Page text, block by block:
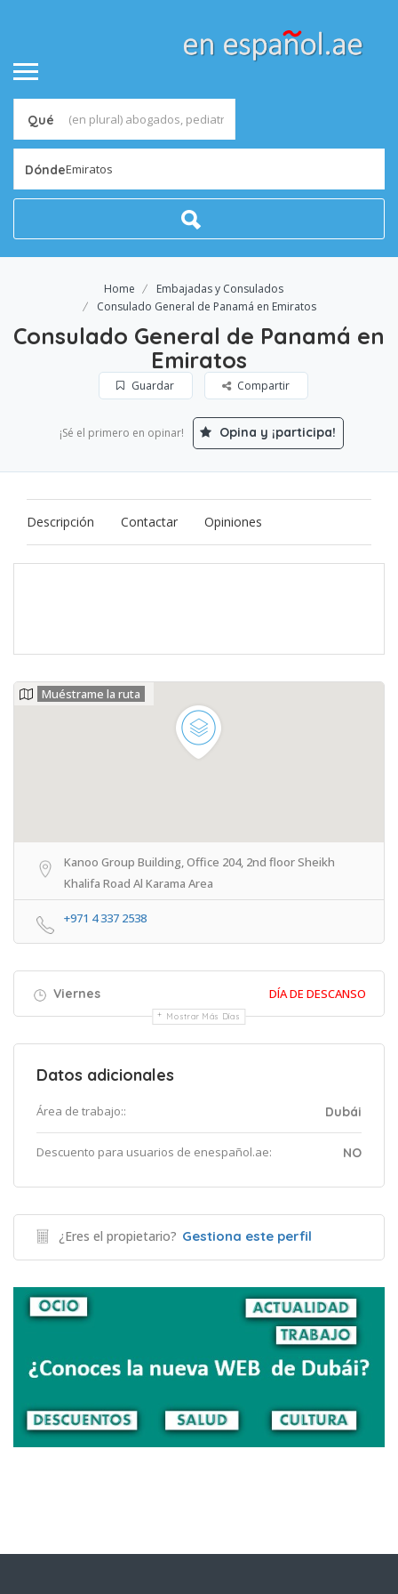
Qué
DóndeEmiratos
Home
Embajadas y Consulados
Consulado General de Panamá en Emiratos
Consulado General de Panamá en
Emiratos
Guardar Compartir
¡Sé el primero en opinar! Opina y ¡participa!
Descripción Contactar Opiniones
Muéstrame la ruta
Kanoo Group Building, Office 204, 2nd floor Sheikh
Khalifa Road Al Karama Area
+971 4 337 2538
Viernes DÍA DE DESCANSO
Mostrar Más Días
Datos adicionales
Área de trabajo:: Dubái
Descuento para usuarios de enespañol.ae: NO
¿Eres el propietario? Gestiona este perfil